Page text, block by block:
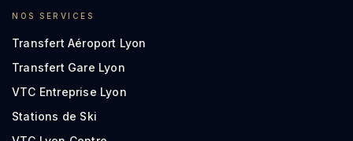
NOS SERVICES
Transfert Aéroport Lyon
Transfert Gare Lyon
VTC Entreprise Lyon
Stations de Ski